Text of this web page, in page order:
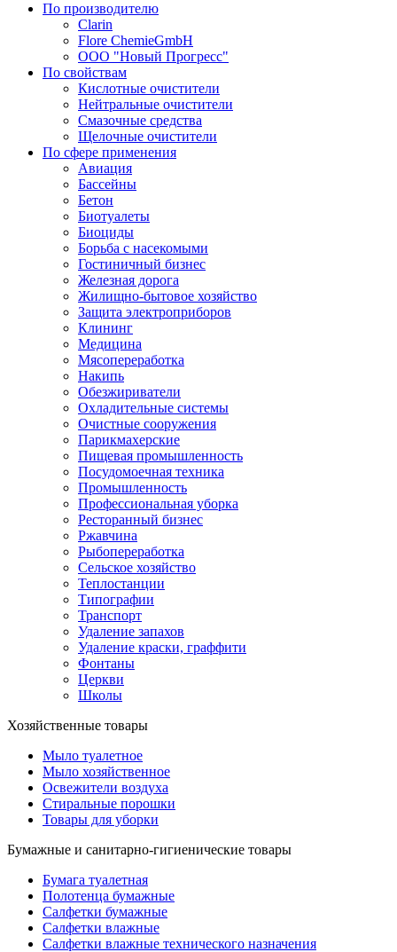
По производителю
Clarin
Flore ChemieGmbH
ООО "Новый Прогресс"
По свойствам
Кислотные очистители
Нейтральные очистители
Смазочные средства
Щелочные очистители
По сфере применения
Авиация
Бассейны
Бетон
Биотуалеты
Биоциды
Борьба с насекомыми
Гостиничный бизнес
Железная дорога
Жилищно-бытовое хозяйство
Защита электроприборов
Клининг
Медицина
Мясопереработка
Накипь
Обезжириватели
Охладительные системы
Очистные сооружения
Парикмахерские
Пищевая промышленность
Посудомоечная техника
Промышленность
Профессиональная уборка
Ресторанный бизнес
Ржавчина
Рыбопереработка
Сельское хозяйство
Теплостанции
Типографии
Транспорт
Удаление запахов
Удаление краски, граффити
Фонтаны
Церкви
Школы
Хозяйственные товары
Мыло туалетное
Мыло хозяйственное
Освежители воздуха
Стиральные порошки
Товары для уборки
Бумажные и санитарно-гигиенические товары
Бумага туалетная
Полотенца бумажные
Салфетки бумажные
Салфетки влажные
Салфетки влажные технического назначения